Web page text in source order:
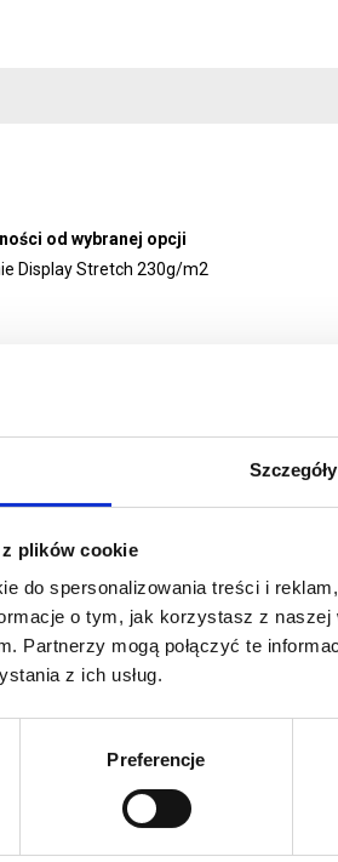
Szczegóły
plików cookie
do spersonalizowania treści i
o tym, jak korzystasz z
Partnerzy mogą połączyć te
z ich usług.
Preferencje
od wybranej opcji
Display Stretch 230g/m2